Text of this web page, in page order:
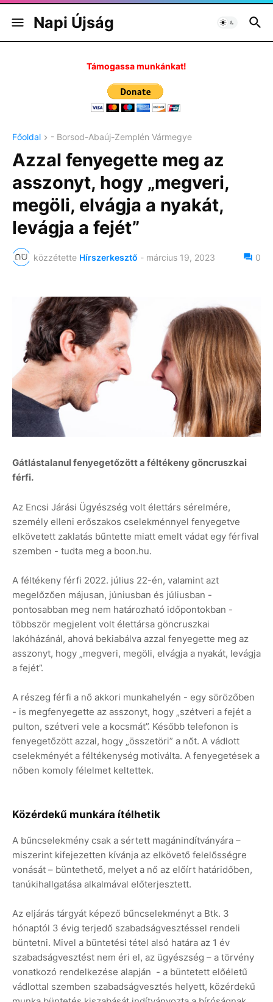
Napi Újság
Támogassa munkánkat!
Főoldal - Borsod-Abaúj-Zemplén Vármegye
Azzal fenyegette meg az
asszonyt, hogy „megveri,
megöli, elvágja a nyakát,
levágja a fejét”
közzétette Hírszerkesztő - március 19, 2023 0
Gátlástalanul fenyegetőzött a féltékeny göncruszkai
férfi.
Az Encsi Járási Ügyészség volt élettárs sérelmére,
személy elleni erőszakos cselekménnyel fenyegetve
elkövetett zaklatás bűntette miatt emelt vádat egy férfival
szemben - tudta meg a boon.hu.
A féltékeny férfi 2022. július 22-én, valamint azt
megelőzően májusan, júniusban és júliusban -
pontosabban meg nem határozható időpontokban -
többször megjelent volt élettársa göncruszkai
lakóházánál, ahová bekiabálva azzal fenyegette meg az
asszonyt, hogy „megveri, megöli, elvágja a nyakát, levágja
a fejét”.
A részeg férfi a nő akkori munkahelyén - egy sörözőben
- is megfenyegette az asszonyt, hogy „szétveri a fejét a
pulton, szétveri vele a kocsmát”. Később telefonon is
fenyegetőzött azzal, hogy „összetöri” a nőt. A vádlott
cselekményét a féltékenység motiválta. A fenyegetések a
nőben komoly félelmet keltettek.
Közérdekű munkára ítélhetik
A bűncselekmény csak a sértett magánindítványára –
miszerint kifejezetten kívánja az elkövető felelősségre
vonását – büntethető, melyet a nő az előírt határidőben,
tanúkihallgatása alkalmával előterjesztett.
Az eljárás tárgyát képező bűncselekményt a Btk. 3
hónaptól 3 évig terjedő szabadságvesztéssel rendeli
büntetni. Mivel a büntetési tétel alsó határa az 1 év
szabadságvesztést nem éri el, az ügyészség – a törvény
vonatkozó rendelkezése alapján - a büntetett előéletű
vádlottal szemben szabadságvesztés helyett, közérdekű